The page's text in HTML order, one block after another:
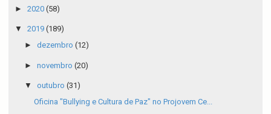
► 2020 (58)
▼ 2019 (189)
► dezembro (12)
► novembro (20)
▼ outubro (31)
Oficina "Bullying e Cultura de Paz" no Projovem Ce...